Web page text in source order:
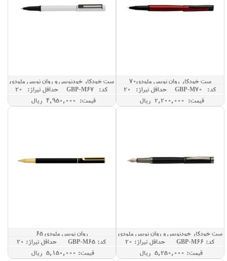
ست خودکار روان نویس ملودی70
کد: GBP-M70
حداقل تيراژ: 20
قیمت: 2,200,000 ريال
ست خودکار خودنویس و روان نویس ملودی
کد: GBP-M67
حداقل تيراژ: 20
قیمت: 4,950,000 ريال
ست خودکار خودنویس و روان نویس ملودی
کد: GBP-M66
حداقل تيراژ: 20
قيمت: 5,250,000 ريال
روان نویس ملودی 65
کد: GBP-M65
حداقل تيراژ: 20
قيمت: 5,150,000 ريال